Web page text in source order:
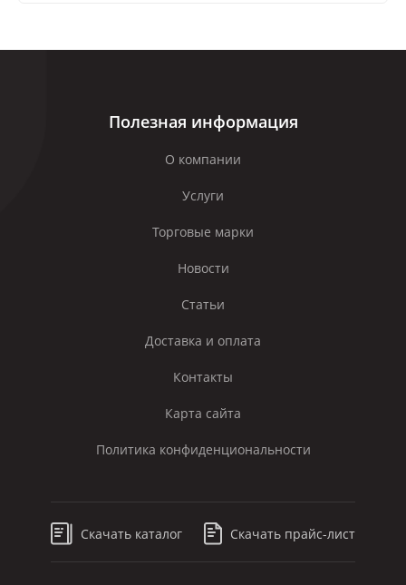
Полезная информация
О компании
Услуги
Торговые марки
Новости
Статьи
Доставка и оплата
Контакты
Карта сайта
Политика конфиденциональности
Скачать каталог Скачать прайс-лист